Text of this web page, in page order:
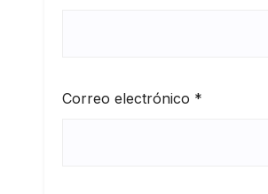
Correo electrónico *